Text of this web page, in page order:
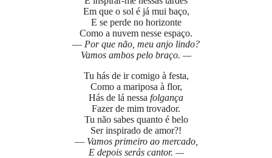
Em que o sol é já mui baço,
E se perde no horizonte
Como a nuvem nesse espaço.
— Por que não, meu anjo lindo?
Vamos ambos pelo braço. —
Tu hás de ir comigo à festa,
Como a mariposa à flor,
Hás de lá nessa folgança
Fazer de mim trovador.
Tu não sabes quanto é belo
Ser inspirado de amor?!
— Vamos primeiro ao mercado,
E depois serás cantor. —